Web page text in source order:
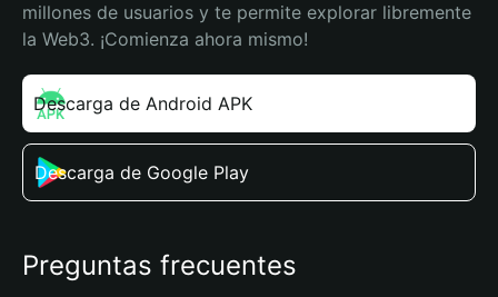
millones de usuarios y te permite explorar libremente
la Web3. ¡Comienza ahora mismo!
Descarga de Android APK
Descarga de Google Play
Preguntas frecuentes